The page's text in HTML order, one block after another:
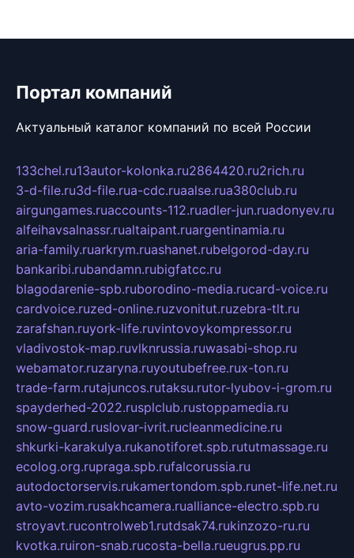
Портал компаний
Актуальный каталог компаний по всей России
133chel.ru13autor-kolonka.ru2864420.ru2rich.ru
3-d-file.ru3d-file.rua-cdc.ruaalse.rua380club.ru
airgungames.ruaccounts-112.ruadler-jun.ruadonyev.ru
alfeihavsalnassr.rualtaipant.ruargentinamia.ru
aria-family.ruarkrym.ruashanet.rubelgorod-day.ru
bankaribi.rubandamn.rubigfatcc.ru
blagodarenie-spb.ruborodino-media.rucard-voice.ru
cardvoice.ruzed-online.ruzvonitut.ruzebra-tlt.ru
zarafshan.ruyork-life.ruvintovoykompressor.ru
vladivostok-map.ruvlknrussia.ruwasabi-shop.ru
webamator.ruzaryna.ruyoutubefree.rux-ton.ru
trade-farm.rutajuncos.rutaksu.rutor-lyubov-i-grom.ru
spayderhed-2022.rusplclub.rustoppamedia.ru
snow-guard.ruslovar-ivrit.rucleanmedicine.ru
shkurki-karakulya.rukanotiforet.spb.rututmassage.ru
ecolog.org.rupraga.spb.rufalcorussia.ru
autodoctorservis.rukamertondom.spb.runet-life.net.ru
avto-vozim.rusakhcamera.rualliance-electro.spb.ru
stroyavt.rucontrolweb1.rutdsak74.rukinzozo-ru.ru
kvotka.ruiron-snab.rucosta-bella.rueugrus.pp.ru